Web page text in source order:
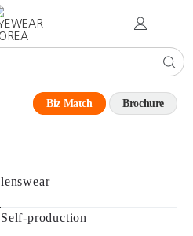
Biz Match Brochure
lenswear
Self-production